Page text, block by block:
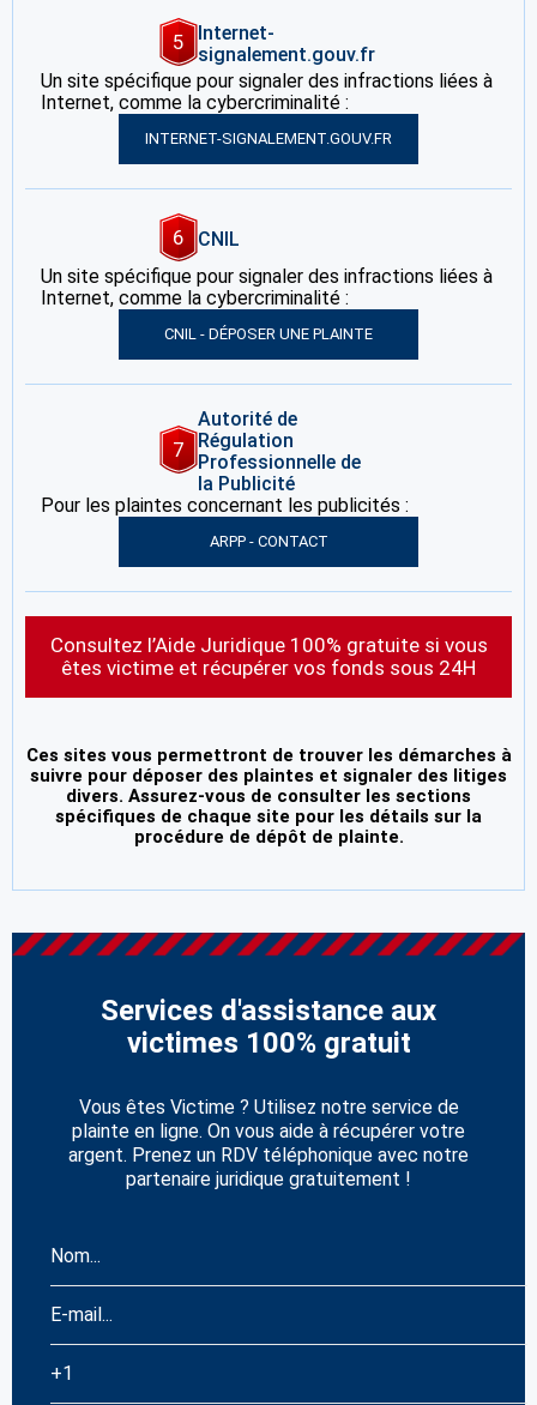
5
Internet-
signalement.gouv.fr
Un site spécifique pour signaler des infractions liées à
Internet, comme la cybercriminalité :
INTERNET-SIGNALEMENT.GOUV.FR
6
CNIL
Un site spécifique pour signaler des infractions liées à
Internet, comme la cybercriminalité :
CNIL - DÉPOSER UNE PLAINTE
7
Autorité de
Régulation
Professionnelle de
la Publicité
Pour les plaintes concernant les publicités :
ARPP - CONTACT
Consultez l’Aide Juridique 100% gratuite si vous
êtes victime et récupérer vos fonds sous 24H
Ces sites vous permettront de trouver les démarches à
suivre pour déposer des plaintes et signaler des litiges
divers. Assurez-vous de consulter les sections
spécifiques de chaque site pour les détails sur la
procédure de dépôt de plainte.
Services d'assistance aux
victimes 100% gratuit
Vous êtes Victime ? Utilisez notre service de
plainte en ligne. On vous aide à récupérer votre
argent. Prenez un RDV téléphonique avec notre
partenaire juridique gratuitement !